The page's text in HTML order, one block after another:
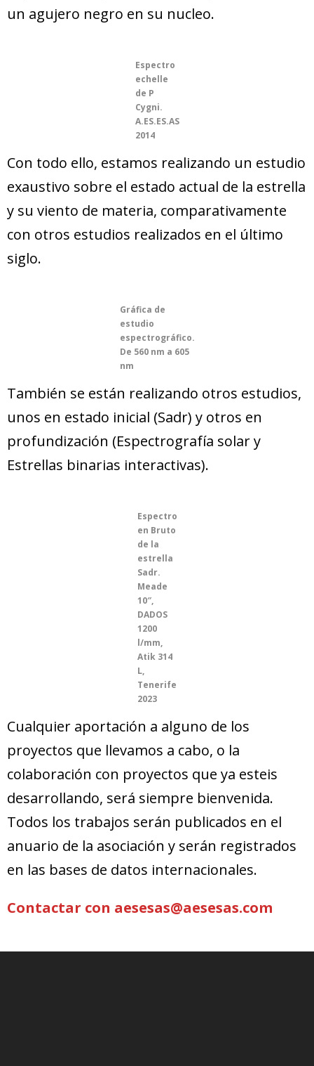
un agujero negro en su nucleo.
Espectro
echelle
de P
Cygni.
A.ES.ES.AS
2014
Con todo ello, estamos realizando un estudio
exaustivo sobre el estado actual de la estrella
y su viento de materia, comparativamente
con otros estudios realizados en el último
siglo.
Gráfica de
estudio
espectrográfico.
De 560 nm a 605
nm
También se están realizando otros estudios,
unos en estado inicial (Sadr) y otros en
profundización (Espectrografía solar y
Estrellas binarias interactivas).
Espectro
en Bruto
de la
estrella
Sadr.
Meade
10″,
DADOS
1200
l/mm,
Atik 314
L,
Tenerife
2023
Cualquier aportación a alguno de los
proyectos que llevamos a cabo, o la
colaboración con proyectos que ya esteis
desarrollando, será siempre bienvenida.
Todos los trabajos serán publicados en el
anuario de la asociación y serán registrados
en las bases de datos internacionales.
Contactar con aesesas@aesesas.com